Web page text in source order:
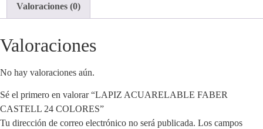
Valoraciones (0)
Valoraciones
No hay valoraciones aún.
Sé el primero en valorar “LAPIZ ACUARELABLE FABER
CASTELL 24 COLORES”
Tu dirección de correo electrónico no será publicada. Los campos